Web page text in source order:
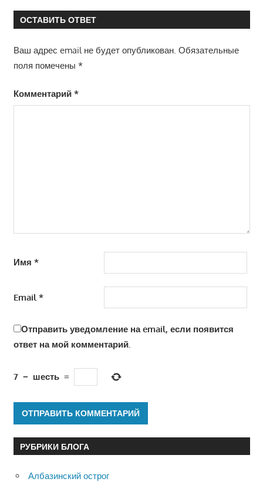
ОСТАВИТЬ ОТВЕТ
Ваш адрес email не будет опубликован. Обязательные
поля помечены *
Комментарий *
Имя *
Email *
Отправить уведомление на email, если появится
ответ на мой комментарий.
7 − шесть =
РУБРИКИ БЛОГА
Албазинский острог